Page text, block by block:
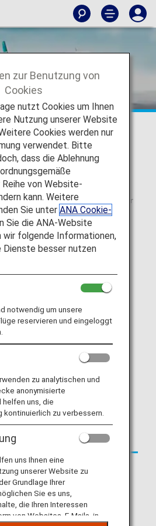
airline from the Lufthansa Group
direct flights within Europe and
and Dusseldorf. The airline
more than 210 destinations in over
with focus on business trips,
RATES BY
Class
Basic Sector Mileage
125%
Accrual Rate for
zur Benutzung von
Cookies
nutzt Cookies um Ihnen
Nutzung unserer Website
Cookies werden nur
verwendet. Bitte
dass die Ablehnung
von Website-
kann. Weitere
Sie unter ANA Cookie-
Sie die ANA-Website
wir folgende Informationen,
Dienste besser nutzen
notwendig um unsere
reservieren und eingeloggt
zu analytischen und
anonymisierte
helfen uns, die
kontinuierlich zu verbessern.
uns Ihnen eine
unserer Website zu
Grundlage Ihrer
Sie es uns,
die Ihren Interessen
von Websites, E-Mails, in